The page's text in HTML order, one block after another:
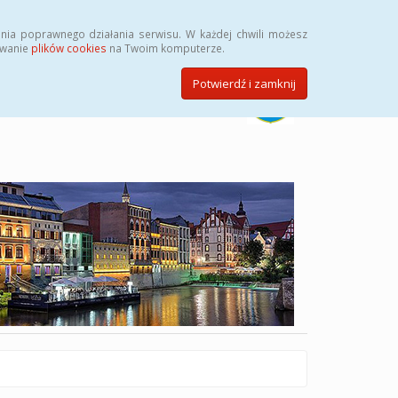
poprawnego działania serwisu. W każdej chwili możesz
plików cookies na Twoim komputerze.
Potwierdź i zamknij